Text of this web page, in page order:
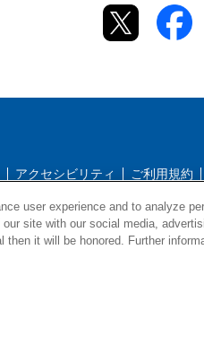
アクセシビリティ ご利用規約
リシー 返品＆返金ポリシー 修
user experience and to analyze
site with our social media,
it will be honored. Further